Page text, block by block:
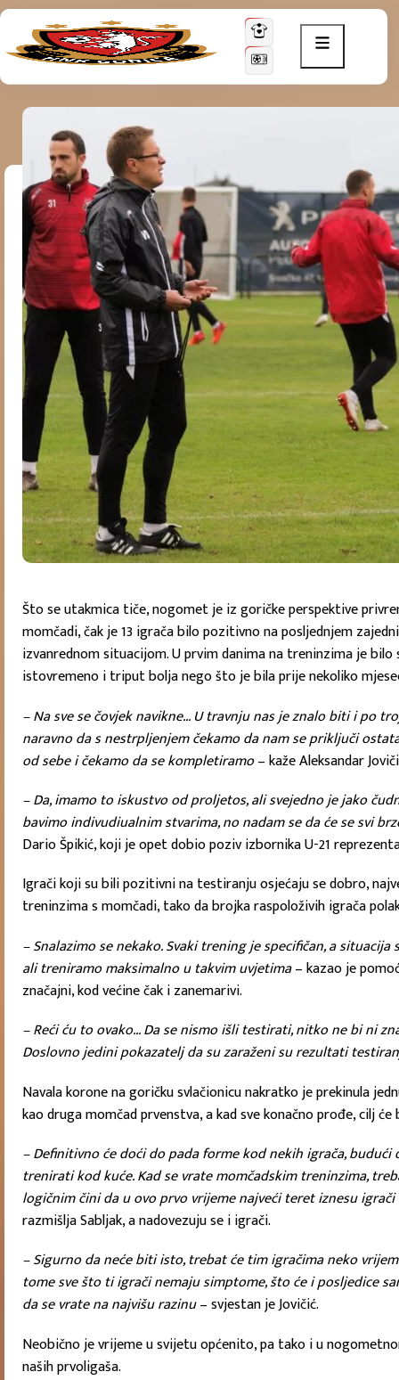
Što se utakmica tiče, nogomet je iz goričke perspektive
momčadi, čak je 13 igrača bilo pozitivno na posljednjem
izvanrednom situacijom. U prvim danima na treninzima je
istovremeno i triput bolja nego što je bila prije nekoliko
– Na sve se čovjek navikne… U travnju nas je znalo biti i po
naravno da s nestrpljenjem čekamo da nam se priključi
od sebe i čekamo da se kompletiramo– kaže Aleksandar
– Da, imamo to iskustvo od proljetos, ali svejedno je jako
bavimo indivudiualnim stvarima, no nadam se da će se svi
Dario Špikić, koji je opet dobio poziv izbornika U-21
Igrači koji su bili pozitivni na testiranju osjećaju se dobro,
treninzima s momčadi, tako da brojka raspoloživih igrača
– Snalazimo se nekako. Svaki trening je specifičan, a
ali treniramo maksimalno u takvim uvjetima– kazao je
značajni, kod većine čak i zanemarivi.
– Reći ću to ovako… Da se nismo išli testirati, nitko ne bi ni
Doslovno jedini pokazatelj da su zaraženi su rezultati
Navala korone na goričku svlačionicu nakratko je prekinula
kao druga momčad prvenstva, a kad sve konačno prođe, cilj
– Definitivno će doći do pada forme kod nekih igrača,
trenirati kod kuće. Kad se vrate momčadskim treninzima,
logičnim čini da u ovo prvo vrijeme najveći teret iznesu
razmišlja Sabljak, a nadovezuju se i igrači.
– Sigurno da neće biti isto, trebat će tim igračima neko
tome sve što ti igrači nemaju simptome, što će i posljedice
da se vrate na najvišu razinu– svjestan je Jovičić.
Neobično je vrijeme u svijetu općenito, pa tako i u
naših prvoligaša.